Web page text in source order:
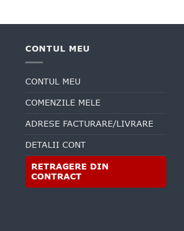
CONTUL MEU
CONTUL MEU
COMENZILE MELE
ADRESE FACTURARE/LIVRARE
DETALII CONT
RETRAGERE DIN
CONTRACT